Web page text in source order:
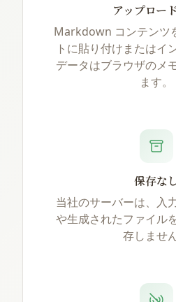
アップロー
Markdown コンテンツ
トに貼り付けまたはイ
データはブラウザのメ
ます。
保存な
当社のサーバーは、入
や生成されたファイル
存しません